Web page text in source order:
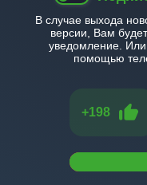
В случае выхода
версии, Вам
уведомление.
помощью
+198